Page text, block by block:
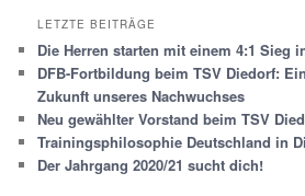
LETZTE BEITRÄGE
Die Herren starten mit einem 4:1 Sieg
DFB-Fortbildung beim TSV Diedorf:
Zukunft unseres Nachwuchses
Neu gewählter Vorstand beim TSV
Trainingsphilosophie Deutschland in
Der Jahrgang 2020/21 sucht dich!